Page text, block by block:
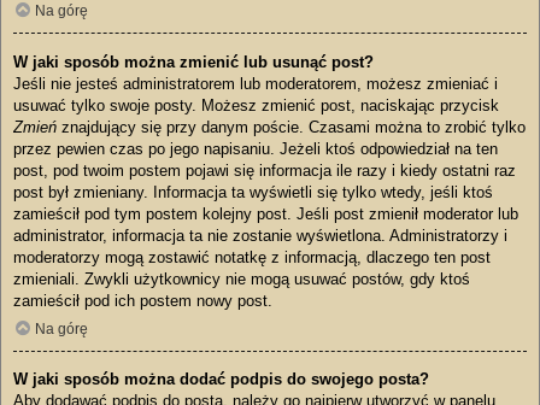
Na górę
W jaki sposób można zmienić lub usunąć post?
Jeśli nie jesteś administratorem lub moderatorem, możesz zmieniać i
usuwać tylko swoje posty. Możesz zmienić post, naciskając przycisk
Zmień znajdujący się przy danym poście. Czasami można to zrobić tylko
przez pewien czas po jego napisaniu. Jeżeli ktoś odpowiedział na ten
post, pod twoim postem pojawi się informacja ile razy i kiedy ostatni raz
post był zmieniany. Informacja ta wyświetli się tylko wtedy, jeśli ktoś
zamieścił pod tym postem kolejny post. Jeśli post zmienił moderator lub
administrator, informacja ta nie zostanie wyświetlona. Administratorzy i
moderatorzy mogą zostawić notatkę z informacją, dlaczego ten post
zmieniali. Zwykli użytkownicy nie mogą usuwać postów, gdy ktoś
zamieścił pod ich postem nowy post.
Na górę
W jaki sposób można dodać podpis do swojego posta?
Aby dodawać podpis do posta, należy go najpierw utworzyć w panelu